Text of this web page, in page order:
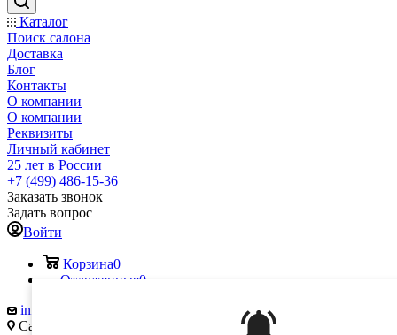
Каталог
Поиск салона
Доставка
Блог
Контакты
О компании
О компании
Реквизиты
Личный кабинет
25 лет в России
+7 (499) 486-15-36
Заказать звонок
Задать вопрос
Войти
Корзина0
Отложенные0
info@keune.ru
Саморы Машела ул., д. 5А